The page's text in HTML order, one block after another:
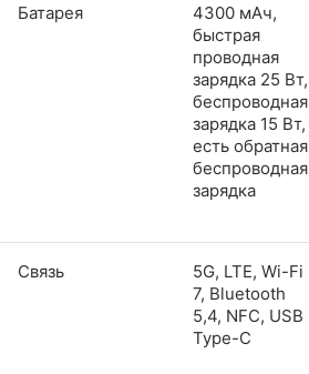
Батарея
4300 мАч,
быстрая
проводная
зарядка 25 Вт,
беспроводная
зарядка 15 Вт,
есть обратная
беспроводная
зарядка
Связь
5G, LTE, Wi-Fi
7, Bluetooth
5,4, NFC, USB
Type-C